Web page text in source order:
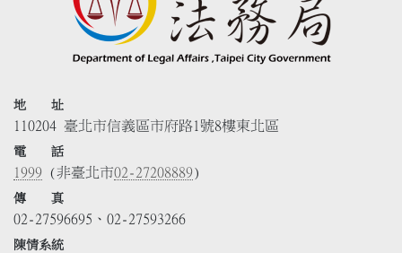
地 址
110204 臺北市信義區市府路1號8樓東北區
電 話
1999 (非臺北市02-27208889)
傳 真
02-27596695、02-27593266
陳情系統